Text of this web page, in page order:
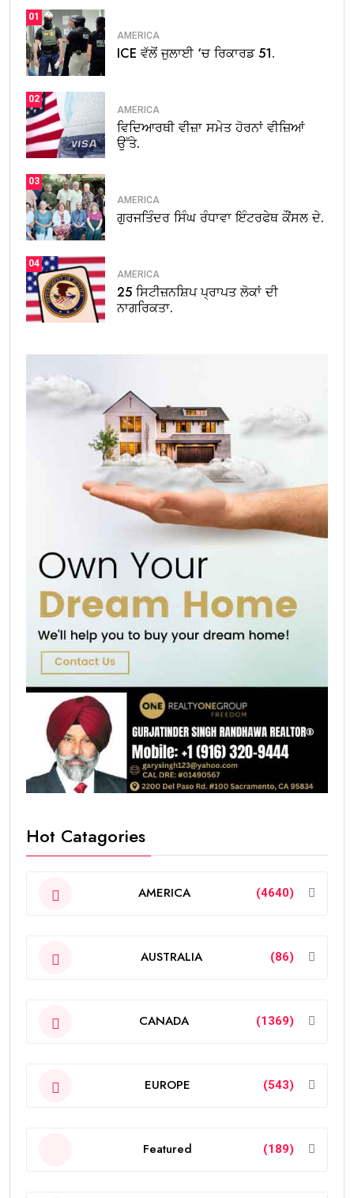
01
AMERICA
ICE ਵੱਲੋਂ ਜੁਲਾਈ ‘ਚ ਰਿਕਾਰਡ 51.
02
AMERICA
ਵਿਦਿਆਰਥੀ ਵੀਜ਼ਾ ਸਮੇਤ ਹੋਰਨਾਂ ਵੀਜ਼ਿਆਂ
ਉੱਤੇ.
03
AMERICA
ਗੁਰਜਤਿੰਦਰ ਸਿੰਘ ਰੰਧਾਵਾ ਇੰਟਰਫੇਥ ਕੌਂਸਲ ਦੇ.
04
AMERICA
25 ਸਿਟੀਜ਼ਨਸ਼ਿਪ ਪ੍ਰਾਪਤ ਲੋਕਾਂ ਦੀ
ਨਾਗਰਿਕਤਾ.
Hot Catagories
AMERICA (4640)
AUSTRALIA (86)
CANADA (1369)
EUROPE (543)
Featured (189)